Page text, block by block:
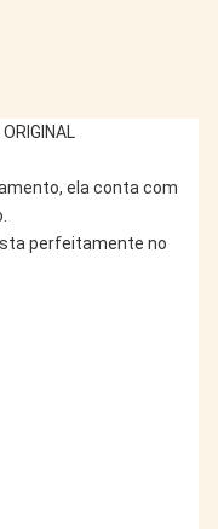
ela conta com
perfeitamente no